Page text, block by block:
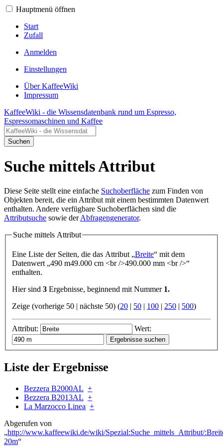
Hauptmenü öffnen
Start
Zufall
Anmelden
Einstellungen
Über KaffeeWiki
Impressum
KaffeeWiki - die Wissensdatenbank rund um Espresso,
Espressomaschinen und Kaffee
Suchen
Suche mittels Attribut
Diese Seite stellt eine einfache Suchoberfläche zum Finden von
Objekten bereit, die ein Attribut mit einem bestimmten Datenwert
enthalten. Andere verfügbare Suchoberflächen sind die
Attributsuche sowie derAbfragengenerator.
Suche mittels Attribut
Eine Liste der Seiten, die das Attribut „Breite“ mit dem
Datenwert „490 m49.000 cm <br />490.000 mm <br />“
enthalten.
Hier sind 3 Ergebnisse, beginnend mit Nummer 1.
Zeige (vorherige 50 | nächste 50) (20 50 100 250 500)
Attribut: Wert:
Liste der Ergebnisse
Bezzera B2000AL +
Bezzera B2013AL +
La Marzocco Linea +
Abgerufen von
„http://www.kaffeewiki.de/wiki/Spezial:Suche_mittels_Attribut/
20m“